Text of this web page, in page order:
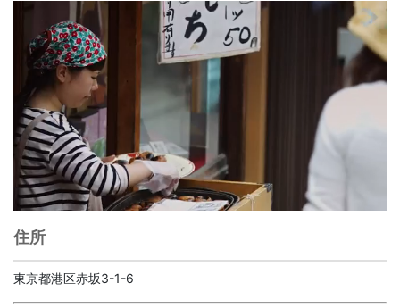
住所
東京都港区赤坂3-1-6